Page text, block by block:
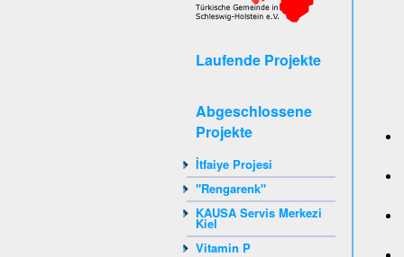
Laufende Projekte
Abgeschlossene
Projekte
İtfaiye Projesi
"Rengarenk"
KAUSA Servis Merkezi
Kiel
Vitamin P